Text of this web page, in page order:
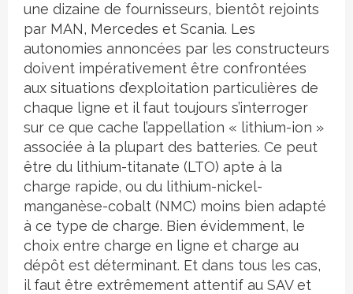
une dizaine de fournisseurs, bientôt rejoints
par MAN, Mercedes et Scania. Les
autonomies annoncées par les constructeurs
doivent impérativement être confrontées
aux situations d’exploitation particulières de
chaque ligne et il faut toujours s’interroger
sur ce que cache l’appellation « lithium-ion »
associée à la plupart des batteries. Ce peut
être du lithium-titanate (LTO) apte à la
charge rapide, ou du lithium-nickel-
manganèse-cobalt (NMC) moins bien adapté
à ce type de charge. Bien évidemment, le
choix entre charge en ligne et charge au
dépôt est déterminant. Et dans tous les cas,
il faut être extrêmement attentif au SAV et